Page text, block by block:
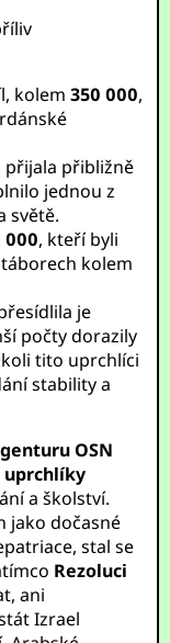
kolem350 000,
přijala přibližně
jednou z
světě.
000, kteří byli
kolem
je
počty dorazily
tito uprchlíci
stability a
OSN
uprchlíky
a školství.
jako dočasné
stal se
Rezoluci
ani
Izrael